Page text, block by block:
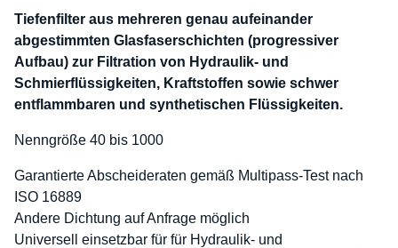
Tiefenfilter aus mehreren genau aufeinander
abgestimmten Glasfaserschichten (progressiver
Aufbau) zur Filtration von Hydraulik- und
Schmierflüssigkeiten, Kraftstoffen sowie schwer
entflammbaren und synthetischen Flüssigkeiten.
Nenngröße 40 bis 1000
Garantierte Abscheideraten gemäß Multipass-Test nach
ISO 16889
Andere Dichtung auf Anfrage möglich
Universell einsetzbar für für Hydraulik- und